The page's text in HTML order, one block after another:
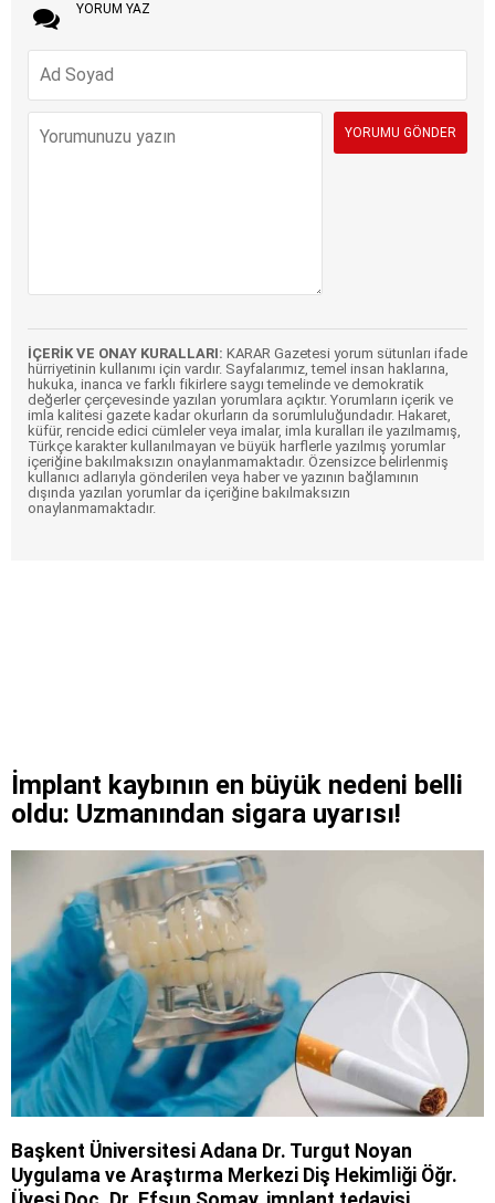
YORUM YAZ
İÇERİK VE ONAY KURALLARI: KARAR Gazetesi yorum sütunları ifade
hürriyetinin kullanımı için vardır. Sayfalarımız, temel insan haklarına,
hukuka, inanca ve farklı fikirlere saygı temelinde ve demokratik
değerler çerçevesinde yazılan yorumlara açıktır. Yorumların içerik ve
imla kalitesi gazete kadar okurların da sorumluluğundadır. Hakaret,
küfür, rencide edici cümleler veya imalar, imla kuralları ile yazılmamış,
Türkçe karakter kullanılmayan ve büyük harflerle yazılmış yorumlar
içeriğine bakılmaksızın onaylanmamaktadır. Özensizce belirlenmiş
kullanıcı adlarıyla gönderilen veya haber ve yazının bağlamının
dışında yazılan yorumlar da içeriğine bakılmaksızın
onaylanmamaktadır.
İmplant kaybının en büyük nedeni belli
oldu: Uzmanından sigara uyarısı!
Başkent Üniversitesi Adana Dr. Turgut Noyan
Uygulama ve Araştırma Merkezi Diş Hekimliği Öğr.